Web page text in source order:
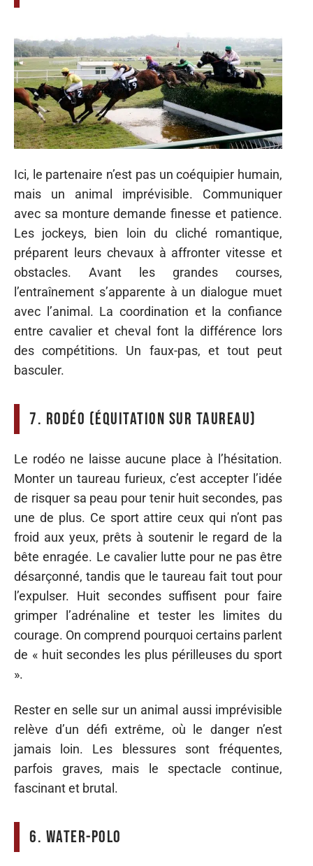
Ici, le partenaire n’est pas un coéquipier humain,
mais un animal imprévisible. Communiquer
avec sa monture demande finesse et patience.
Les jockeys, bien loin du cliché romantique,
préparent leurs chevaux à affronter vitesse et
obstacles. Avant les grandes courses,
l’entraînement s’apparente à un dialogue muet
avec l’animal. La coordination et la confiance
entre cavalier et cheval font la différence lors
des compétitions. Un faux-pas, et tout peut
basculer.
7. Rodéo (équitation sur taureau)
Le rodéo ne laisse aucune place à l’hésitation.
Monter un taureau furieux, c’est accepter l’idée
de risquer sa peau pour tenir huit secondes, pas
une de plus. Ce sport attire ceux qui n’ont pas
froid aux yeux, prêts à soutenir le regard de la
bête enragée. Le cavalier lutte pour ne pas être
désarçonné, tandis que le taureau fait tout pour
l’expulser. Huit secondes suffisent pour faire
grimper l’adrénaline et tester les limites du
courage. On comprend pourquoi certains parlent
de « huit secondes les plus périlleuses du sport
».
Rester en selle sur un animal aussi imprévisible
relève d’un défi extrême, où le danger n’est
jamais loin. Les blessures sont fréquentes,
parfois graves, mais le spectacle continue,
fascinant et brutal.
6. Water-polo